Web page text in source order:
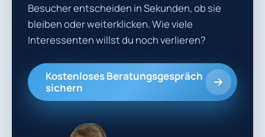
Besucher entscheiden in Sekunden, ob sie
bleiben oder weiterklicken. Wie viele
Interessenten willst du noch verlieren?
Kostenloses Beratungsgespräch
sichern